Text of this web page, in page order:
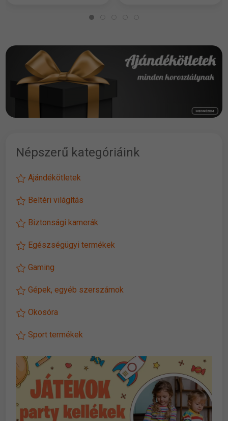
Népszerű kategóriáink
Ajándékötletek
Beltéri világítás
Biztonsági kamerák
Egészségügyi termékek
Gaming
Gépek, egyéb szerszámok
Okosóra
Sport termékek